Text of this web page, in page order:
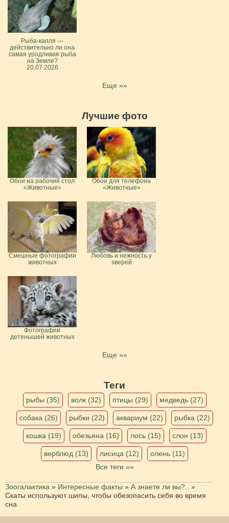
Рыба-капля —
действительно ли она
самая уродливая рыба
на Земле?
20.07.2026
Еще »»
Лучшие фото
Обои на рабочий стол
«Животные»
Обои для телефона
«Животные»
Смешные фотографии
животных
Любовь и нежность у
зверей
Фотографии
детенышей животных
Еще »»
Теги
рыбы (35) волк (32) птицы (29) медведь (27)
собака (26) рыбки (22) аквариум (22) рыбка (22)
кошка (19) обезьяна (16) лось (15) слон (13)
верблюд (13) лисица (12)
олень (11)
Все теги »»
Зоогалактика » Интересные факты » А знаете ли вы?..
»
Скаты используют шипы, чтобы обезопасить себя во время
сна